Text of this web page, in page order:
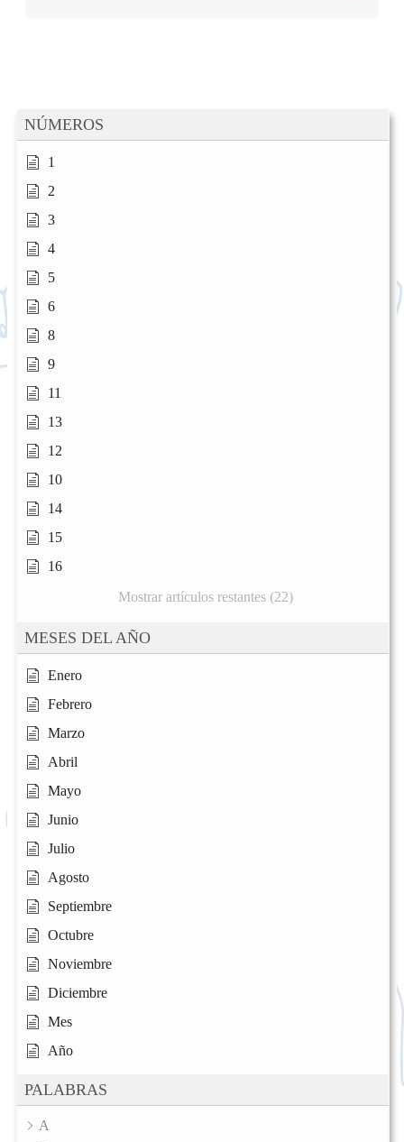
NÚMEROS
1
2
3
4
5
6
8
9
11
13
12
10
14
15
16
Mostrar artículos restantes (22)
MESES DEL AÑO
Enero
Febrero
Marzo
Abril
Mayo
Junio
Julio
Agosto
Septiembre
Octubre
Noviembre
Diciembre
Mes
Año
PALABRAS
A